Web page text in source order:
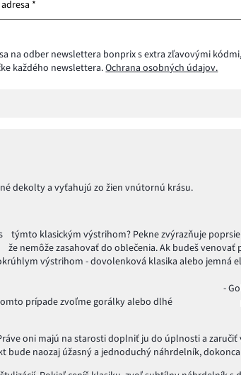
*
na odber newslettera bonprix s extra zľavovými
každého newslettera.Ochrana osobných údajov.
dekolty a vyťahujú zo žien vnútornú krásu.
týmto klasickým výstrihom? Pekne zvýrazňuje
že nemôže zasahovať do oblečenia. Ak
výstrihom - dovolenková klasika alebo jemná
štýl - Dekolt v tvare "u"
- Golf - Vracajúc sa k
prípade zvoľme gorálky alebo dlhé
oni majú na starosti doplniť ju do úplnosti a
naozaj úžasný a jednoduchý náhrdelník,